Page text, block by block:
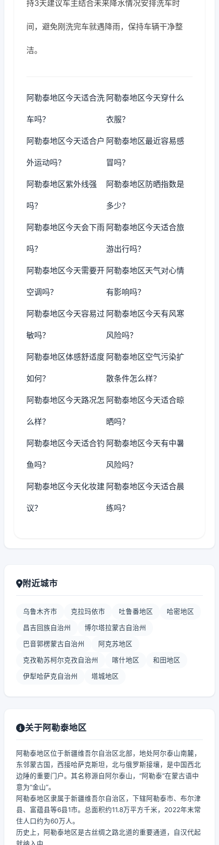
持3天建议车主结合未来降水情况安排洗车时
间，避免刚洗完车就遇降雨，保持车辆干净整
洁。
阿勒泰地区今天适合洗
车吗？
阿勒泰地区今天穿什么
衣服？
阿勒泰地区今天适合户
外运动吗？
阿勒泰地区最近容易感
冒吗？
阿勒泰地区紫外线强
吗？
阿勒泰地区防晒指数是
多少？
阿勒泰地区今天会下雨
吗？
阿勒泰地区今天适合旅
游出行吗？
阿勒泰地区今天需要开
空调吗？
阿勒泰地区天气对心情
有影响吗？
阿勒泰地区今天容易过
敏吗？
阿勒泰地区今天有风寒
风险吗？
阿勒泰地区体感舒适度
如何？
阿勒泰地区空气污染扩
散条件怎么样？
阿勒泰地区今天路况怎
么样？
阿勒泰地区今天适合晾
晒吗？
阿勒泰地区今天适合钓
鱼吗？
阿勒泰地区今天有中暑
风险吗？
阿勒泰地区今天化妆建
议？
阿勒泰地区今天适合晨
练吗？
附近城市
乌鲁木齐市 克拉玛依市 吐鲁番地区 哈密地区
昌吉回族自治州 博尔塔拉蒙古自治州
巴音郭楞蒙古自治州 阿克苏地区
克孜勒苏柯尔克孜自治州 喀什地区 和田地区
伊犁哈萨克自治州 塔城地区
关于阿勒泰地区
阿勒泰地区位于新疆维吾尔自治区北部，地处阿尔泰山南麓，
东邻蒙古国，西接哈萨克斯坦，北与俄罗斯接壤，是中国西北
边陲的重要门户。其名称源自阿尔泰山，“阿勒泰”在蒙古语中
意为“金山”。
阿勒泰地区隶属于新疆维吾尔自治区，下辖阿勒泰市、布尔津
县、富蕴县等6县1市。总面积约11.8万平方千米，2022年末常
住人口约为60万人。
历史上，阿勒泰地区是古丝绸之路北道的重要通道，自汉代起